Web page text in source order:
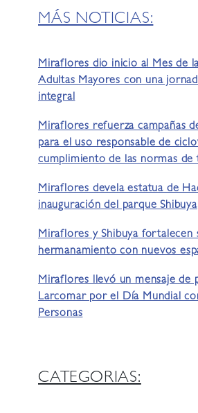
MÁS NOTICIAS:
Miraflores dio inicio al Mes de
Adultas Mayores con una
integral
Miraflores refuerza campañas
para el uso responsable de
cumplimiento de las normas de
Miraflores devela estatua de
inauguración del parque Shibuya
Miraflores y Shibuya fortalecen
hermanamiento con nuevos
Miraflores llevó un mensaje de
Larcomar por el Día Mundial
Personas
CATEGORIAS: